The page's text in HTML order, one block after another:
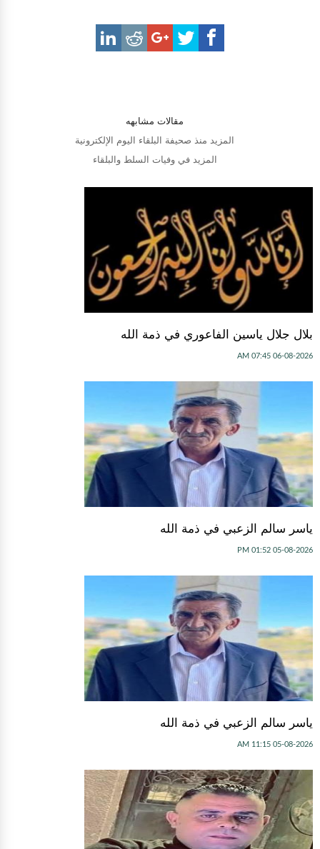
مقالات مشابهه
المزيد منذ صحيفة البلقاء اليوم الإلكترونية
المزيد في وفيات السلط والبلقاء
بلال جلال ياسين الفاعوري في ذمة الله
06-08-2026 07:45 AM
ياسر سالم الزعبي في ذمة الله
05-08-2026 01:52 PM
ياسر سالم الزعبي في ذمة الله
05-08-2026 11:15 AM